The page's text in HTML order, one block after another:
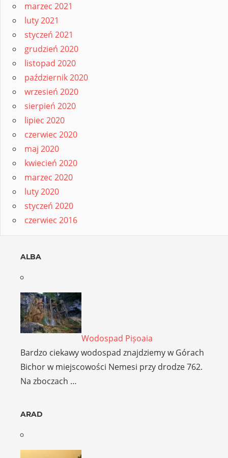
marzec 2021
luty 2021
styczeń 2021
grudzień 2020
listopad 2020
październik 2020
wrzesień 2020
sierpień 2020
lipiec 2020
czerwiec 2020
maj 2020
kwiecień 2020
marzec 2020
luty 2020
styczeń 2020
czerwiec 2016
ALBA
Wodospad Pișoaia
Bardzo ciekawy wodospad znajdziemy w Górach
Bichor w miejscowości Nemesi przy drodze 762.
Na zboczach …
ARAD